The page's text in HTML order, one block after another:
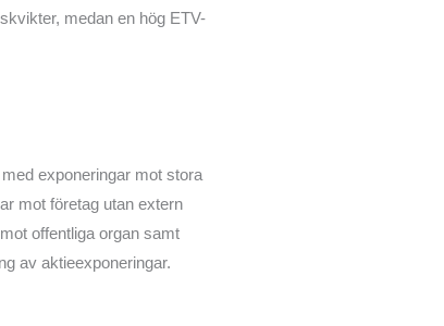
medan en hög ETV-
exponeringar mot stora
mot företag utan extern
offentliga organ samt
av aktieexponeringar.